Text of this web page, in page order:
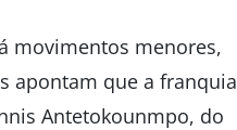
movimentos menores,
apontam que a franquia
Antetokounmpo, do